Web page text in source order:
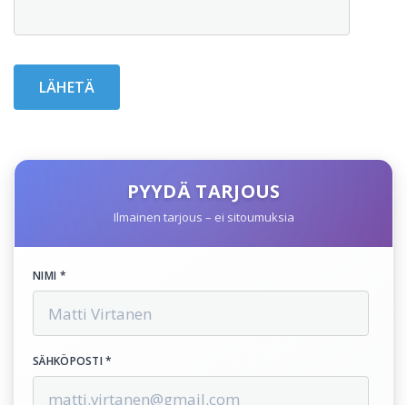
PYYDÄ TARJOUS
Ilmainen tarjous – ei sitoumuksia
NIMI *
SÄHKÖPOSTI *